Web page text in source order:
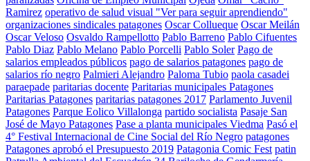
Ramirez operativo de salud visual "Ver para seguir aprendiendo"
organizaciones sindicales patagones Oscar Collueque Oscar Meilán
Oscar Veloso Osvaldo Rampellotto Pablo Barreno Pablo Cifuentes
Pablo Diaz Pablo Melano Pablo Porcelli Pablo Soler Pago de
salarios empleados públicos pago de salarios patagones pago de
salarios río negro Palmieri Alejandro Paloma Tubio paola casadei
paraepade paritarias docente Paritarias municipales Patagones
Paritarias Patagones paritarias patagones 2017 Parlamento Juvenil
Patagones Parque Eolico Villalonga partido socialista Pasaje San
José de Mayo Patagones Pase a planta municipales Viedma Pasó el
4° Festival Internacional de Cine Social del Río Negro patagones
Patagones aprobó el Presupuesto 2019 Patagonia Comic Fest patin